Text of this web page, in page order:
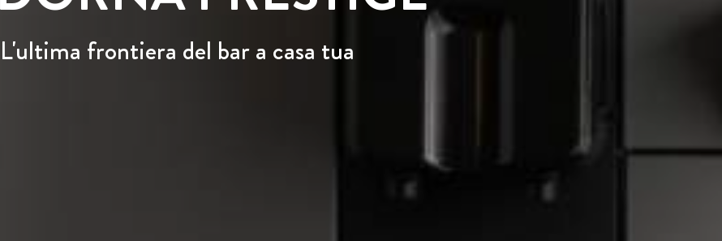
L'ultima frontiera del bar a casa tua